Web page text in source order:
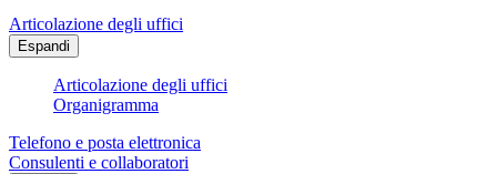
Articolazione degli uffici
Espandi
Articolazione degli uffici
Organigramma
Telefono e posta elettronica
Consulenti e collaboratori